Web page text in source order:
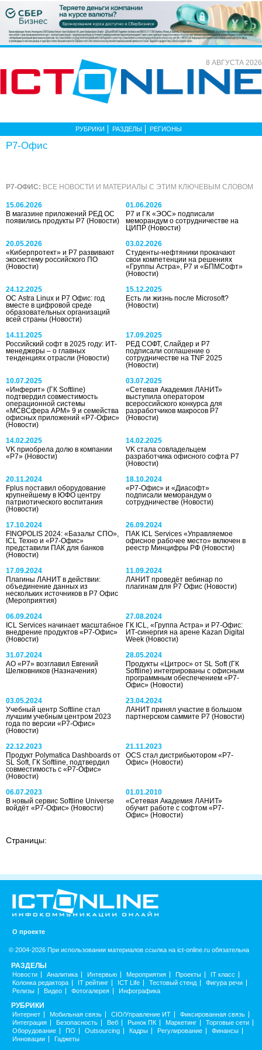
8 АВГУСТА 2026
РУБРИКИ РАЗДЕЛЫ РЕГИОНЫ
Р7-Офис
Р7-ОФИС: ВСЕ НОВОСТИ И МАТЕРИАЛЫ С ЭТИМ КЛЮЧЕВЫМ СЛОВОМ
15.06.2026
В магазине приложений РЕД ОС
появились продукты Р7 (Новости)
01.06.2026
Р7 и ГК «ЭОС» подписали
меморандум о сотрудничестве на
ЦИПР(Новости)
20.05.2026
«Киберпротект» и Р7 развивают
экосистему российского ПО
(Новости)
03.02.2026
Студенты-нефтяники прокачают
свои компетенции на решениях
«Группы Астра», Р7 и «БПМСофт»
(Новости)
24.12.2025
ОС Astra Linux и Р7 Офис: год
вместе в цифровой среде
образовательных организаций
всей страны (Новости)
15.12.2025
Есть ли жизнь после Microsoft?
(Новости)
14.11.2025
Российский софт в 2025 году: ИТ-
менеджеры – о главных
тенденциях отрасли (Новости)
17.09.2025
РЕД СОФТ, Слайдер и Р7
подписали соглашение о
сотрудничестве на TNF 2025
(Новости)
10.07.2025
«Инферит» (ГК Softline)
подтвердил совместимость
операционной системы
«МСВСфера АРМ» 9 и семейства
офисных приложений «Р7-Офис»
(Новости)
03.07.2025
«Сетевая Академия ЛАНИТ»
выступила оператором
всероссийского конкурса для
разработчиков макросов Р7
(Новости)
14.02.2025
VK приобрела долю в компании
«Р7» (Новости)
14.02.2025
VK стала совладельцем
разработчика офисного софта Р7
(Новости)
20.11.2024
Fplus поставил оборудование
крупнейшему в ЮФО центру
патриотического воспитания
(Новости)
18.10.2024
«Р7-Офис» и «Диасофт»
подписали меморандум о
сотрудничестве(Новости)
17.10.2024
FINOPOLIS 2024: «Базальт СПО»,
ICL Техно и «Р7-Офис»
представили ПАК для банков
(Новости)
26.09.2024
ПАК ICL Services «Управляемое
офисное рабочее место» включен в
реестр Минцифры РФ(Новости)
17.09.2024
Плагины ЛАНИТ в действии:
объединение данных из
нескольких источников в Р7 Офис
(Мероприятия)
11.09.2024
ЛАНИТ проведёт вебинар по
плагинам для Р7 Офис(Новости)
06.09.2024
ICL Services начинает масштабное
внедрение продуктов «Р7-Офис»
(Новости)
27.08.2024
ГК ICL, «Группа Астра» и Р7-Офис:
ИТ-синергия на арене Kazan Digital
Week(Новости)
31.07.2024
АО «Р7» возглавил Евгений
Шелковников (Назначения)
28.05.2024
Продукты «Цитрос» от SL Soft (ГК
Softline) интегрированы с офисным
программным обеспечением «Р7-
Офис»(Новости)
03.05.2024
Учебный центр Softline стал
лучшим учебным центром 2023
года по версии «Р7-Офис»
(Новости)
23.04.2024
ЛАНИТ принял участие в большом
партнерском саммите Р7(Новости)
22.12.2023
Продукт Polymatica Dashboards от
SL Soft, ГК Softline, подтвердил
совместимость с «Р7-Офис»
(Новости)
21.11.2023
OCS стал дистрибьютором «Р7-
Офис»(Новости)
06.07.2023
В новый сервис Softline Universe
войдёт «Р7-Офис» (Новости)
01.01.2010
«Сетевая Академия ЛАНИТ»
обучит работе с софтом «Р7-
Офис»(Новости)
Страницы:
О проекте
© 2004-2026 При использовании материалов ссылка на ict-online.ru обязательна
РАЗДЕЛЫ
Новости Аналитика Интервью Мероприятия Проекты
IT класс
Колонка редактора
IT рейтинг ICT Life Тестовый стенд
Фигура речи
Релизы
Видео Фотогалерея Инфографика
РУБРИКИ
Интернет Мобильная связь CIO/Управление ИТ
Фиксированная связь
Интеграция
Безопасность Веб Рынок ПК Маркетинг
Торговые сети
Оборудование
ПО Outsourcing Кадры Регулирование
Финансы
Инновации
Гаджеты